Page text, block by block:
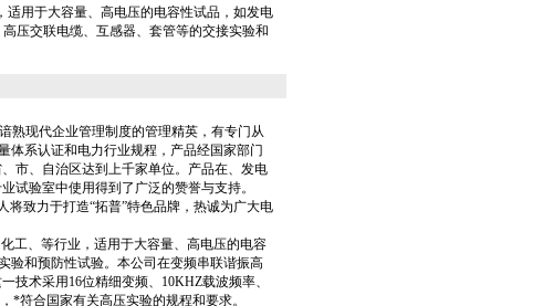
适用于大容量、高电压的电容性试品，如发电
压交联电缆、互感器、套管等的交接实验和
熟现代企业管理制度的管理精英，有专门从
体系认证和电力行业规程，产品经国家部门
市、自治区达到上千家单位。产品在、发电
试验室中使用得到了广泛的赞誉与支持。
致力于打造“拓普”特色品牌，热诚为广大电
工、等行业，适用于大容量、高电压的电容
验和预防性试验。本公司在变频串联谐振高
技术采用16位精细变频、10KHZ载波频率、
*符合国家有关高压实验的规程和要求。